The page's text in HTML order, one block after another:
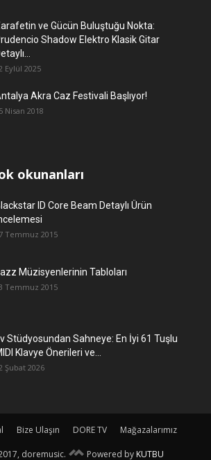
ve Gücün Buluştuğu Nokta:
Shadow Elektro Klasik Gitar
Eylül 2025
Akra Caz Festivali Başlıyor!
Nisan 2018
okunanları
ID Core Beam Detaylı Ürün
Temmuz 2015
Müzisyenlerinin Tabloları
Temmuz 2015
Stüdyosundan Sahneye: En İyi 61 Tuşlu
Klavye Önerileri ve...
Şubat 2026
Bize Ulaşın DORE TV Mağazalarımız
doremusic. Powered by KUTBU